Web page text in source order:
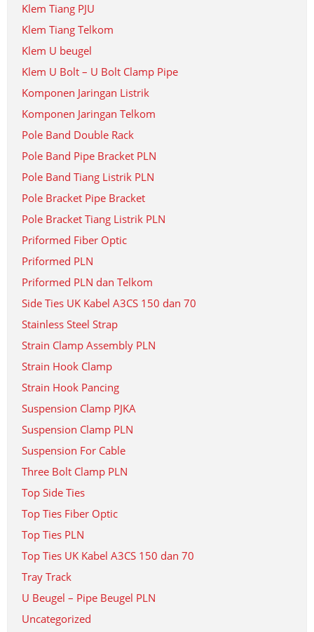
Klem Tiang PJU
Klem Tiang Telkom
Klem U beugel
Klem U Bolt – U Bolt Clamp Pipe
Komponen Jaringan Listrik
Komponen Jaringan Telkom
Pole Band Double Rack
Pole Band Pipe Bracket PLN
Pole Band Tiang Listrik PLN
Pole Bracket Pipe Bracket
Pole Bracket Tiang Listrik PLN
Priformed Fiber Optic
Priformed PLN
Priformed PLN dan Telkom
Side Ties UK Kabel A3CS 150 dan 70
Stainless Steel Strap
Strain Clamp Assembly PLN
Strain Hook Clamp
Strain Hook Pancing
Suspension Clamp PJKA
Suspension Clamp PLN
Suspension For Cable
Three Bolt Clamp PLN
Top Side Ties
Top Ties Fiber Optic
Top Ties PLN
Top Ties UK Kabel A3CS 150 dan 70
Tray Track
U Beugel – Pipe Beugel PLN
Uncategorized